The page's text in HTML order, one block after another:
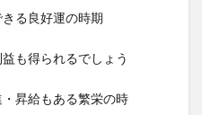
る良好運の時期
も得られるでしょう
昇給もある繁栄の時